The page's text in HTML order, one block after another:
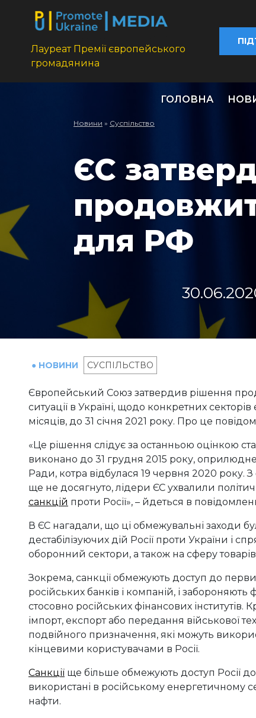
Лауреат Премії європейського
громадянина
ГОЛОВНА
Новини » Суспільство
ЄС
для РФ
● НОВИНИ СУСПІЛЬСТВО
Європейський Союз затвердив рішення
ситуації в Україні, щодо конкретних
місяців, до 31 січня 2021 року. Про це
«Це рішення слідує за останньою оцінкою
виконано до 31 грудня 2015 року,
Ради, котра відбулася 19 червня 2020 року.
ще не досягнуто, лідери ЄС ухвалили
санкцій проти Росії», – йдеться в
В ЄС нагадали, що ці обмежувальні заходи
дестабілізуючих дій Росії проти України і
оборонний сектори, а також на сферу
Зокрема, санкції обмежують доступ до
російських банків і компаній, і
стосовно російських фінансових
імпорт, експорт або передання військової
подвійного призначення, які можуть
кінцевими користувачами в Росії.
Санкції ще більше обмежують доступ Росії
використані в російському енергетичному
нафти.